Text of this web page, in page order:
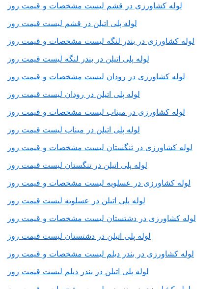
لوله کشاورزی در قشم لیست مشخصات و قیمت روز
لوله پلی اتیلن در قشم لیست قیمت روز
لوله کشاورزی در بندر لنگه لیست مشخصات و قیمت روز
لوله پلی اتیلن در بندر لنگه لیست قیمت روز
لوله کشاورزی در رودان لیست مشخصات و قیمت روز
لوله پلی اتیلن در رودان لیست قیمت روز
لوله کشاورزی در میناب لیست مشخصات و قیمت روز
لوله پلی اتیلن در میناب لیست قیمت روز
لوله کشاورزی در تنگستان لیست مشخصات و قیمت روز
لوله پلی اتیلن در تنگستان لیست قیمت روز
لوله کشاورزی در عسلویه لیست مشخصات و قیمت روز
لوله پلی اتیلن در عسلویه لیست قیمت روز
لوله کشاورزی در دشتستان لیست مشخصات و قیمت روز
لوله پلی اتیلن در دشتستان لیست قیمت روز
لوله کشاورزی در بندر دیلم لیست مشخصات و قیمت روز
لوله پلی اتیلن در بندر دیلم لیست قیمت روز